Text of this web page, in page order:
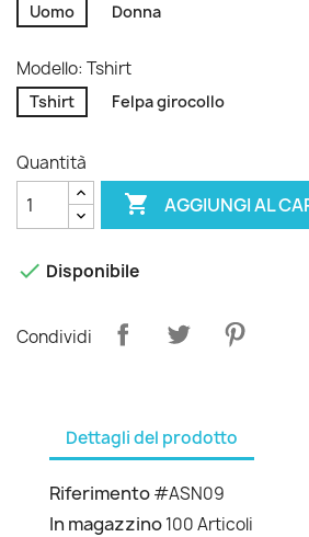
Uomo Donna
Modello: Tshirt
Tshirt Felpa girocollo
Quantità
 AGGIUNGI AL
 Disponibile
Condividi
Dettagli del prodotto
Riferimento#ASN09
In magazzino100 Articoli